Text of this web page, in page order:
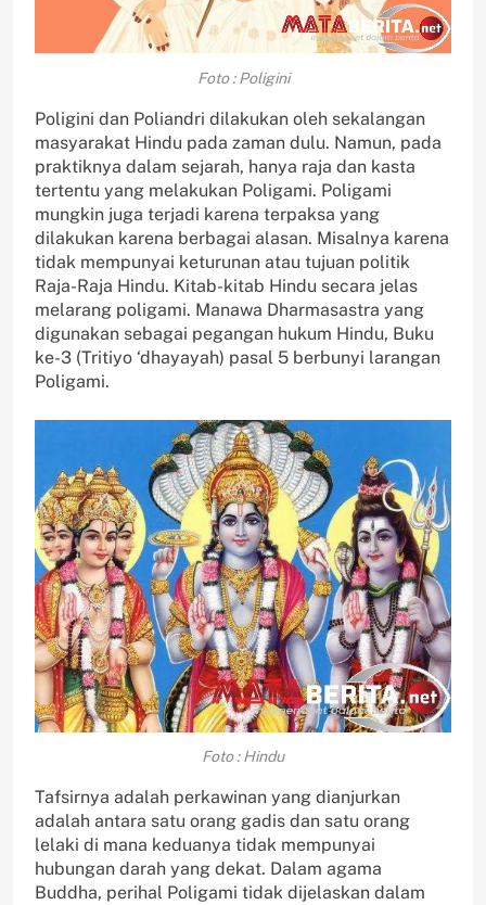
Foto : Poligini
Poligini dan Poliandri dilakukan oleh sekalangan
masyarakat Hindu pada zaman dulu. Namun, pada
praktiknya dalam sejarah, hanya raja dan kasta
tertentu yang melakukan Poligami. Poligami
mungkin juga terjadi karena terpaksa yang
dilakukan karena berbagai alasan. Misalnya karena
tidak mempunyai keturunan atau tujuan politik
Raja-Raja Hindu. Kitab-kitab Hindu secara jelas
melarang poligami. Manawa Dharmasastra yang
digunakan sebagai pegangan hukum Hindu, Buku
ke-3 (Tritiyo ‘dhayayah) pasal 5 berbunyi larangan
Poligami.
Foto : Hindu
Tafsirnya adalah perkawinan yang dianjurkan
adalah antara satu orang gadis dan satu orang
lelaki di mana keduanya tidak mempunyai
hubungan darah yang dekat. Dalam agama
Buddha, perihal Poligami tidak dijelaskan dalam